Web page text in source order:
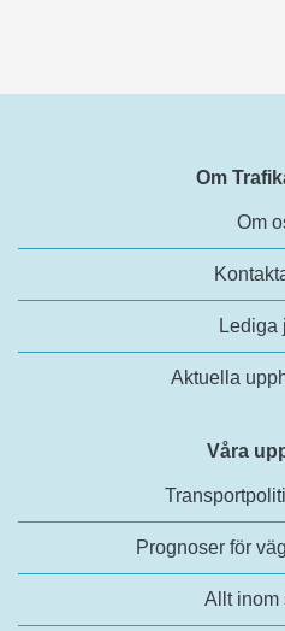
Om
Om
Lediga
Aktuella
Våra
Prognoser för
Allt inom